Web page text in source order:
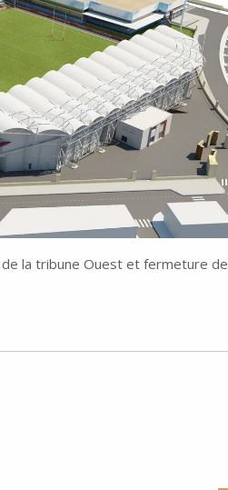
la tribune Ouest et fermeture de